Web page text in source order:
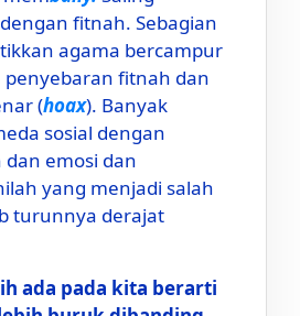
fitnah. Sebagian
agama bercampur
fitnah dan
(hoax). Banyak
sosial dengan
emosi dan
yang menjadi salah
turunnya derajat
ada pada kita berarti